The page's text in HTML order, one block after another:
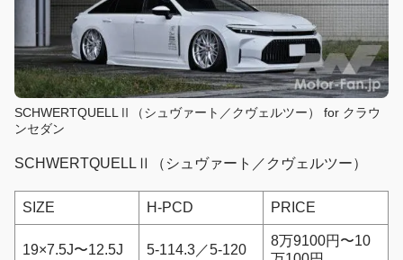
SCHWERTQUELLⅡ（シュヴァート／クヴェルツー） for クラウ
ンセダン
SCHWERTQUELLⅡ（シュヴァート／クヴェルツー）
SIZE H-PCD PRICE
19×7.5J〜12.5J 5-114.3／5-120
8万9100円〜10